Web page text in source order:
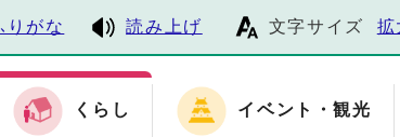
りがな 読み上げ 文字サイズ 拡
くらし イベント・観光